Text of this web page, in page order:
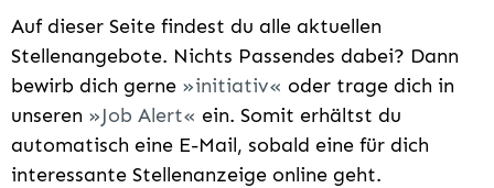
Auf dieser Seite findest du alle aktuellen
Stellenangebote. Nichts Passendes dabei? Dann
bewirb dich gerne
initiativ
oder trage dich in
unseren
Job Alert
ein. Somit erhältst du
automatisch eine E-Mail, sobald eine für dich
interessante Stellenanzeige online geht.